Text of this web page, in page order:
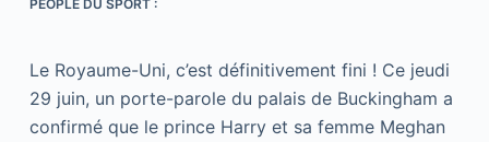
PEOPLE DU SPORT :
Le Royaume-Uni, c’est définitivement fini ! Ce jeudi
29 juin, un porte-parole du palais de Buckingham a
confirmé que le prince Harry et sa femme Meghan